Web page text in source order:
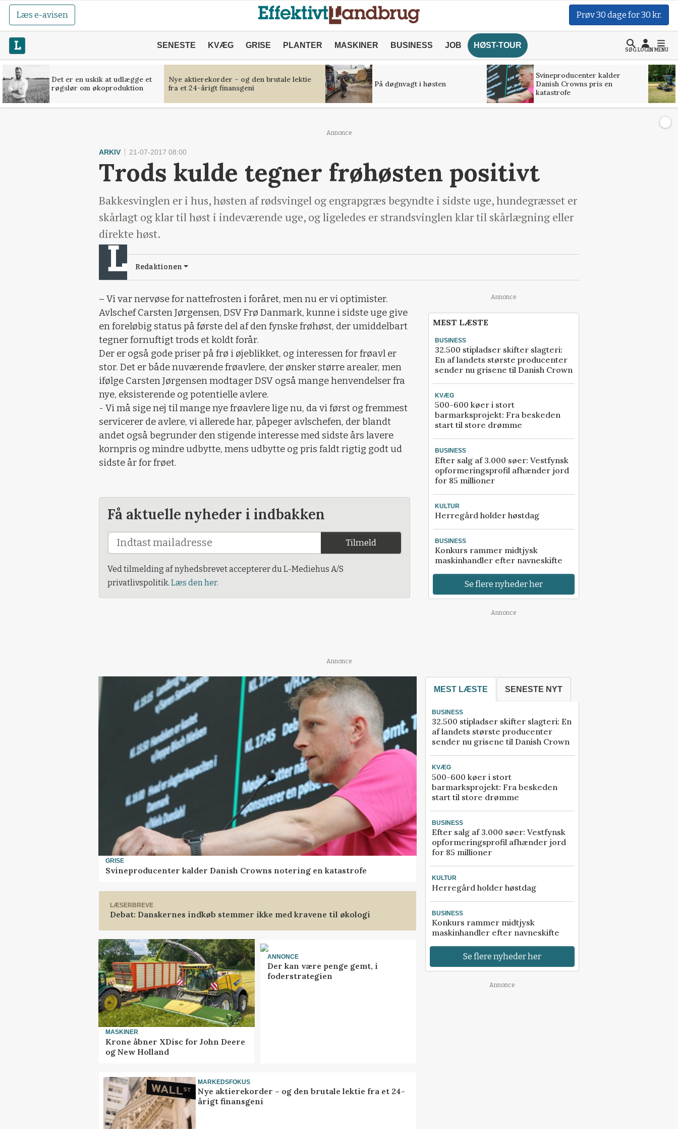
Læs e-avisen Prøv 30 dage for 30 kr.
SENESTE KVÆG GRISE PLANTER MASKINER BUSINESS JOB HØST-TOUR
SØGLOGINMENU
Det er en uskik at udlægge et
røgslør om økoproduktion
Nye aktierekorder – og den brutale lektie
fra et 24-årigt finansgeni
På døgnvagt i høsten
Svineproducenter kalder
Danish Crowns pris en
katastrofe
Annonce
ARKIV 21-07-2017 08:00
Trods kulde tegner frøhøsten positivt
Bakkesvinglen er i hus, høsten af rødsvingel og engrapgræs begyndte i sidste uge, hundegræsset er
skårlagt og klar til høst i indeværende uge, og ligeledes er strandsvinglen klar til skårlægning eller
direkte høst.
Redaktionen
– Vi var nervøse for nattefrosten i foråret, men nu er vi optimister.
Avlschef Carsten Jørgensen, DSV Frø Danmark, kunne i sidste uge give
en foreløbig status på første del af den fynske frøhøst, der umiddelbart
tegner fornuftigt trods et koldt forår.
Der er også gode priser på frø i øjeblikket, og interessen for frøavl er
stor. Det er både nuværende frøavlere, der ønsker større arealer, men
ifølge Carsten Jørgensen modtager DSV også mange henvendelser fra
nye, eksisterende og potentielle avlere.
- Vi må sige nej til mange nye frøavlere lige nu, da vi først og fremmest
servicerer de avlere, vi allerede har, påpeger avlschefen, der blandt
andet også begrunder den stigende interesse med sidste års lavere
kornpris og mindre udbytte, mens udbytte og pris faldt rigtig godt ud
sidste år for frøet.
Få aktuelle nyheder i indbakken
Tilmeld
Ved tilmelding af nyhedsbrevet accepterer du L-Mediehus A/S
privatlivspolitik. Læs den her.
Annonce
MEST LÆSTE
BUSINESS
32.500 stipladser skifter slagteri:
En af landets største producenter
sender nu grisene til Danish Crown
KVÆG
500-600 køer i stort
barmarksprojekt: Fra beskeden
start til store drømme
BUSINESS
Efter salg af 3.000 søer: Vestfynsk
opformeringsprofil afhænder jord
for 85 millioner
KULTUR
Herregård holder høstdag
BUSINESS
Konkurs rammer midtjysk
maskinhandler efter navneskifte
Se flere nyheder her
Annonce
Annonce
GRISE
Svineproducenter kalder Danish Crowns notering en katastrofe
LÆSERBREVE
Debat: Danskernes indkøb stemmer ikke med kravene til økologi
MASKINER
Krone åbner XDisc for John Deere
og New Holland
ANNONCE
Der kan være penge gemt, i
foderstrategien
MARKEDSFOKUS
Nye aktierekorder – og den brutale lektie fra et 24-
årigt finansgeni
MEST LÆSTE SENESTE NYT
BUSINESS
32.500 stipladser skifter slagteri: En
af landets største producenter
sender nu grisene til Danish Crown
KVÆG
500-600 køer i stort
barmarksprojekt: Fra beskeden
start til store drømme
BUSINESS
Efter salg af 3.000 søer: Vestfynsk
opformeringsprofil afhænder jord
for 85 millioner
KULTUR
Herregård holder høstdag
BUSINESS
Konkurs rammer midtjysk
maskinhandler efter navneskifte
Se flere nyheder her
Annonce